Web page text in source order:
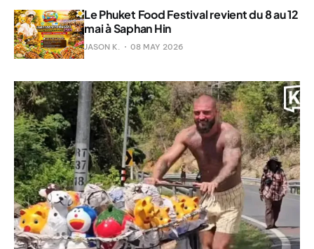
Le Phuket Food Festival revient du 8 au 12
mai à Saphan Hin
JASON K. 08 MAY 2026